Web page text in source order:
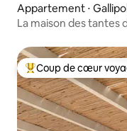
Appartement ⋅
La maison des tantes
Coups de cœur
Coup de cœur